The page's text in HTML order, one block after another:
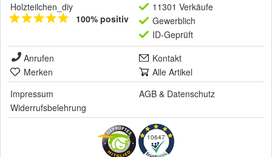
Holzteilchen_diy
100% positiv
11301 Verkäufe
Gewerblich
ID-Geprüft
Anrufen
Kontakt
Merken
Alle Artikel
Impressum
AGB & Datenschutz
Widerrufsbelehrung
10647